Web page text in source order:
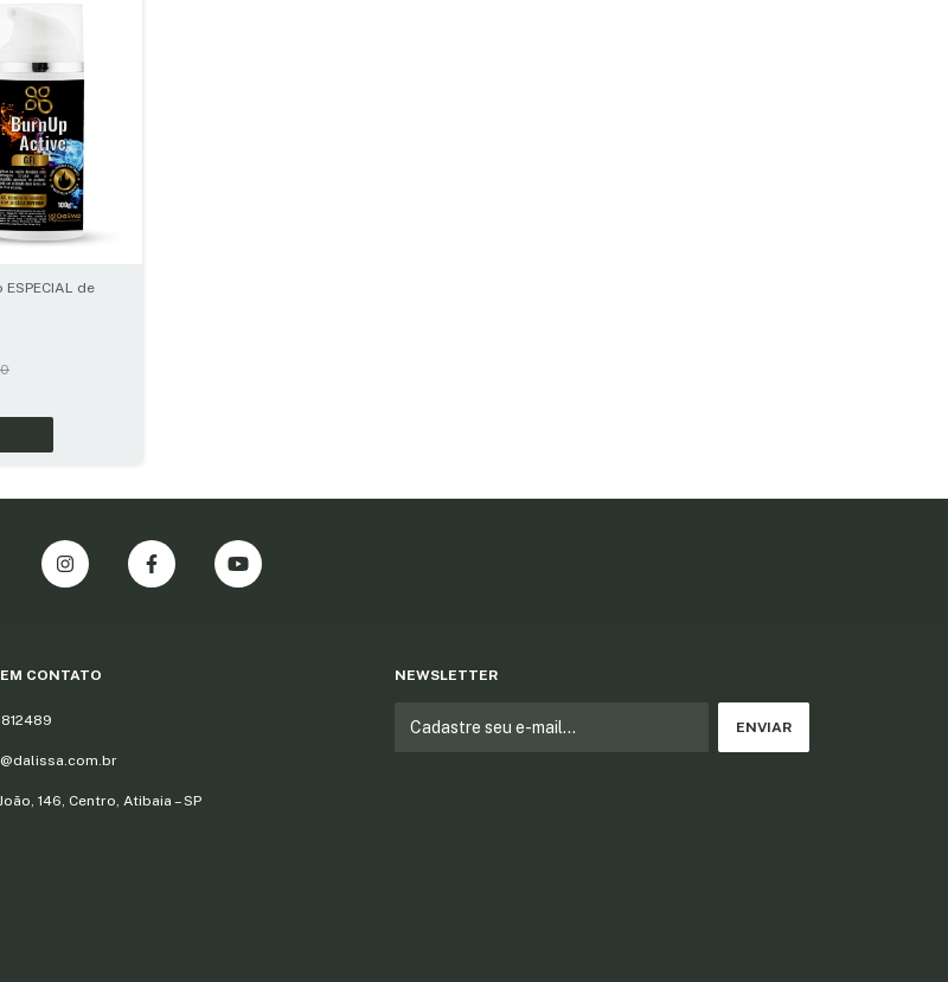
de
CONTATO
146, Centro, Atibaia – SP
NEWSLETTER